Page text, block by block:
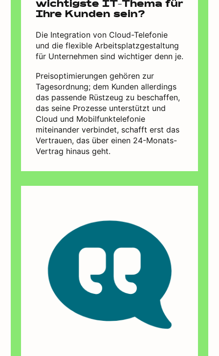
wichtigste IT-Thema für
Ihre Kunden sein?
Die Integration von Cloud-Telefonie
und die flexible Arbeitsplatzgestaltung
für Unternehmen sind wichtiger denn je.
Preisoptimierungen gehören zur
Tagesordnung; dem Kunden allerdings
das passende Rüstzeug zu beschaffen,
das seine Prozesse unterstützt und
Cloud und Mobilfunktelefonie
miteinander verbindet, schafft erst das
Vertrauen, das über einen 24-Monats-
Vertrag hinaus geht.